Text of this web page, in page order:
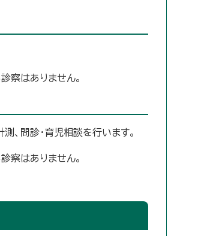
察はありません。
問診・育児相談を行います。
察はありません。